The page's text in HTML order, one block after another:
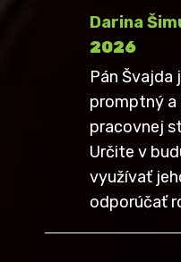
Darina
2026
Pán
promptný a
pracovnej
Určite v
využívať
odporúčať